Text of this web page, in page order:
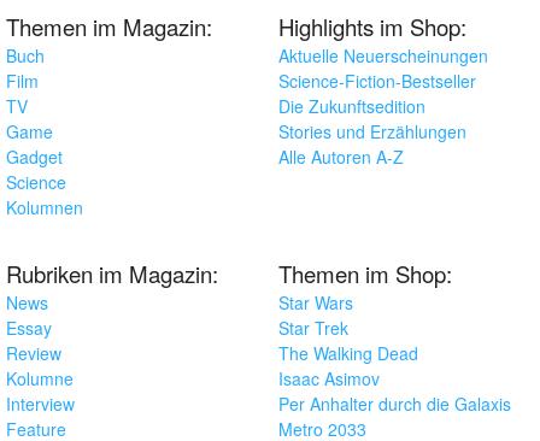
Themen im Magazin:
Buch
Film
TV
Game
Gadget
Science
Kolumnen
Highlights im Shop:
Aktuelle Neuerscheinungen
Science-Fiction-Bestseller
Die Zukunftsedition
Stories und Erzählungen
Alle Autoren A-Z
Rubriken im Magazin:
News
Essay
Review
Kolumne
Interview
Feature
Themen im Shop:
Star Wars
Star Trek
The Walking Dead
Isaac Asimov
Per Anhalter durch die Galaxis
Metro 2033